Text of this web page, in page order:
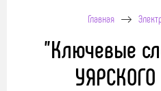
Главная
"Ключевые